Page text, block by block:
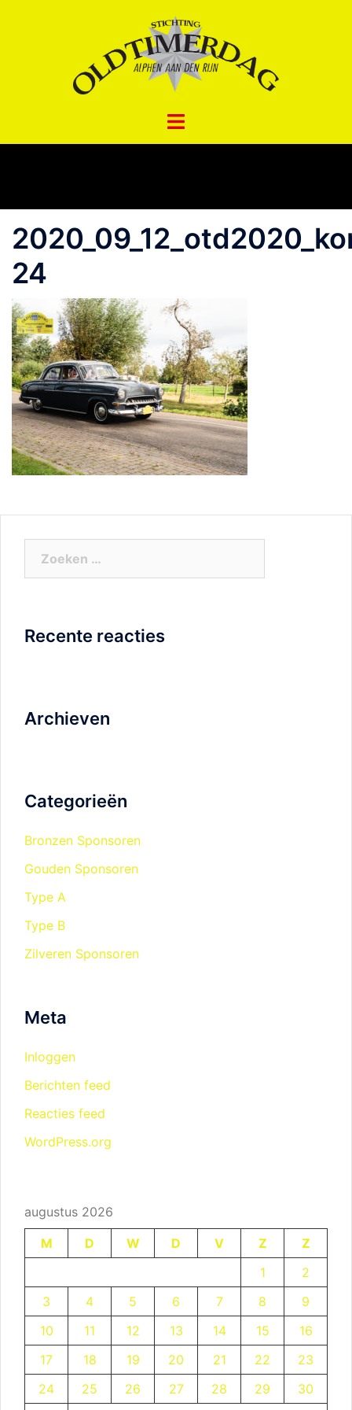
24
Recente reacties
Archieven
Categorieën
Bronzen Sponsoren
Gouden Sponsoren
Type A
Type B
Zilveren Sponsoren
Meta
Inloggen
Berichten feed
Reacties feed
WordPress.org
augustus 2026
M
D W D V Z
Z
1
2
3
4 5 6 7 8
9
10
11 12 13 14 15
16
17
18 19 20 21 22
23
24
25 26 27 28 29 30